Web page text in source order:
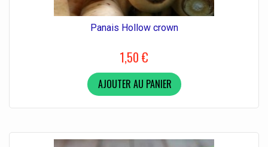
Panais Hollow crown
1,50 €
AJOUTER AU PANIER